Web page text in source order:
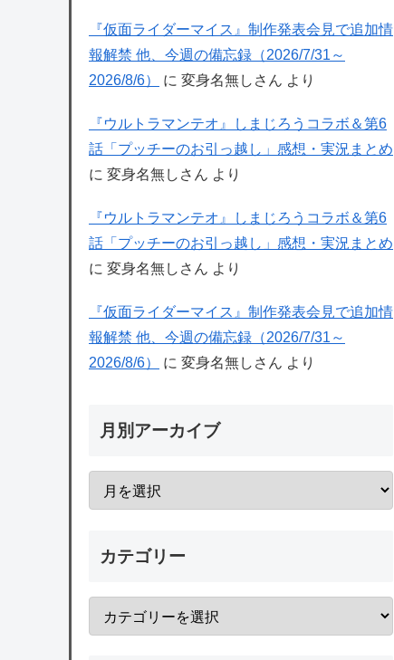
『仮面ライダーマイス』制作発表会見で追加情
報解禁 他、今週の備忘録（2026/7/31～
2026/8/6）
に 変身名無しさん より
『ウルトラマンテオ』しまじろうコラボ＆第6
話「プッチーのお引っ越し」感想・実況まとめ
に 変身名無しさん より
『ウルトラマンテオ』しまじろうコラボ＆第6
話「プッチーのお引っ越し」感想・実況まとめ
に 変身名無しさん より
『仮面ライダーマイス』制作発表会見で追加情
報解禁 他、今週の備忘録（2026/7/31～
2026/8/6）
に 変身名無しさん より
月別アーカイブ
カテゴリー